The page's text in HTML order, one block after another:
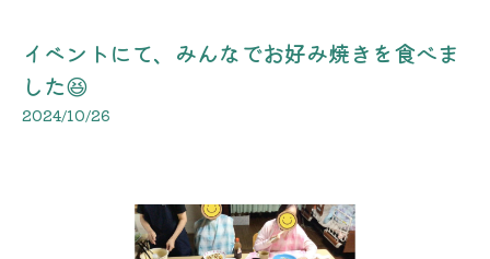
イベントにて、みんなでお好み焼きを食べま
した😆
2024/10/26